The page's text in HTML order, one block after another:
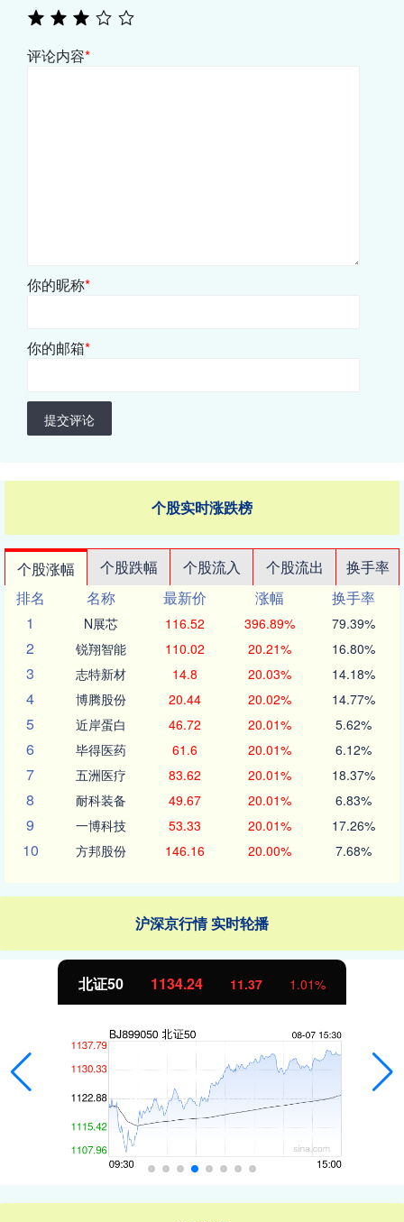
评论内容*
你的昵称*
你的邮箱*
提交评论
个股实时涨跌榜
个股涨幅 个股跌幅 个股流入 个股流出
换手率
排名
名称 最新价 涨幅
换手率
1
N展芯 116.52 396.89% 79.39%
2 锐翔智能 110.02 20.21% 16.80%
3 志特新材 14.8 20.03% 14.18%
4 博腾股份 20.44 20.02% 14.77%
5 近岸蛋白 46.72 20.01% 5.62%
6 毕得医药 61.6 20.01% 6.12%
7 五洲医疗 83.62 20.01% 18.37%
8 耐科装备 49.67 20.01% 6.83%
9 一博科技 53.33 20.01% 17.26%
10 方邦股份 146.16 20.00% 7.68%
沪深京行情 实时轮播
北证50 1134.24 11.37 1.01%